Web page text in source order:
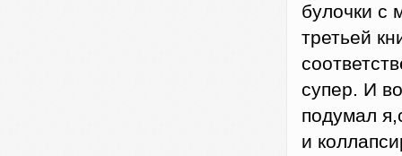
булочки с
третьей
супер. И
подумал
и